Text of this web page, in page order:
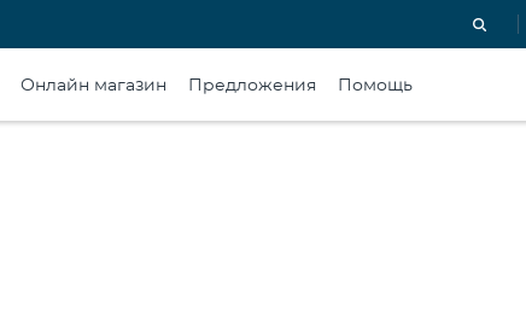
Онлайн магазин Предложения Помощь